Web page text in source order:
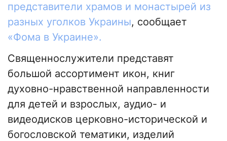
представители храмов и монастырей из
разных уголков Украины, сообщает
«Фома в Украине».
Священнослужители представят
большой ассортимент икон, книг
духовно-нравственной направленности
для детей и взрослых, аудио- и
видеодисков церковно-исторической и
богословской тематики, изделий